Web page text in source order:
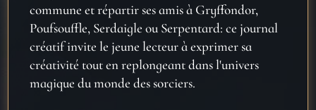
commune et répartir ses amis à Gryffondor,
Poufsouffle, Serdaigle ou Serpentard: ce journal
créatif invite le jeune lecteur à exprimer sa
créativité tout en replongeant dans l'univers
magique du monde des sorciers.